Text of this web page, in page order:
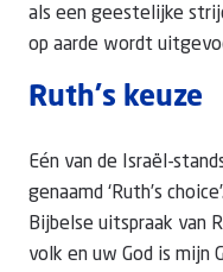
als een geestelijke
op aarde wordt
Ruth's keuze
Eén van de Israël-
genaamd ‘Ruth’s
Bijbelse uitspraak van
volk en uw God is mijn